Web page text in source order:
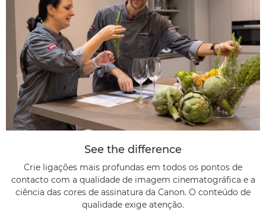
See the difference
Crie ligações mais profundas em todos os pontos de
contacto com a qualidade de imagem cinematográfica e a
ciência das cores de assinatura da Canon. O conteúdo de
qualidade exige atenção.